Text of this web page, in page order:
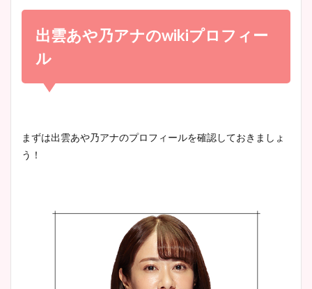
宇賀神メグアナのニット画像
池谷実悠アナのメガネ画像が
小室瑛莉子のカップ画像まと
め！足が美脚でニット衣装も
かわいい！
wikiプロフもチェック！
プ画像まとめ！同期や実家に
wikiプロフも！
出雲あや乃アナのwikiプロフィー
ル
まずは出雲あや乃アナのプロフィールを確認しておきましょ
う！